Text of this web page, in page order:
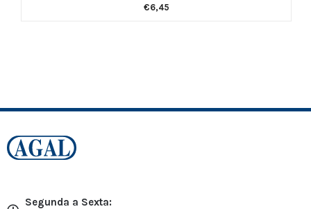
€6,45
Segunda a Sexta: